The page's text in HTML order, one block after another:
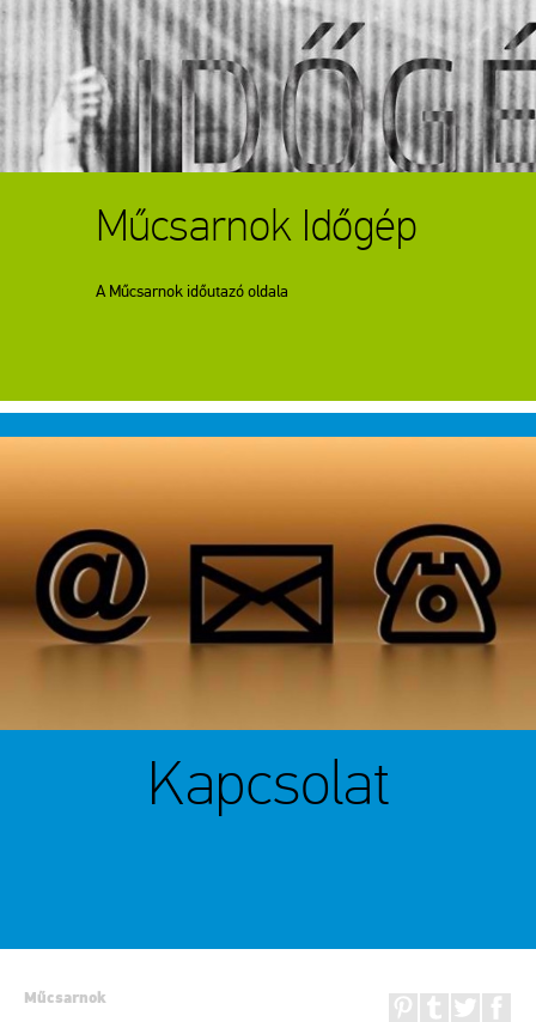
Műcsarnok Időgép
A Műcsarnok időutazó oldala
Kapcsolat
Műcsarnok